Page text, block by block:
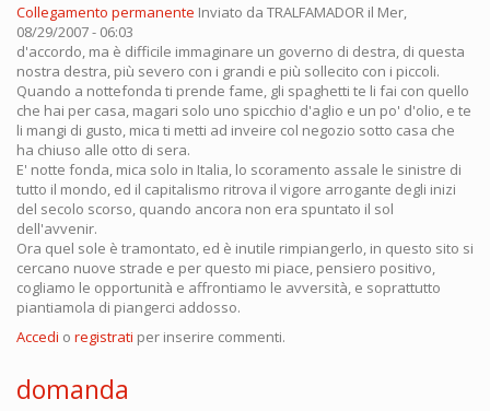
Collegamento permanente Inviato da TRALFAMADOR il Mer,
08/29/2007 - 06:03
d'accordo, ma è difficile immaginare un governo di destra, di questa
nostra destra, più severo con i grandi e più sollecito con i piccoli.
Quando a nottefonda ti prende fame, gli spaghetti te li fai con quello
che hai per casa, magari solo uno spicchio d'aglio e un po' d'olio, e te
li mangi di gusto, mica ti metti ad inveire col negozio sotto casa che
ha chiuso alle otto di sera.
E' notte fonda, mica solo in Italia, lo scoramento assale le sinistre di
tutto il mondo, ed il capitalismo ritrova il vigore arrogante degli inizi
del secolo scorso, quando ancora non era spuntato il sol
dell'avvenir.
Ora quel sole è tramontato, ed è inutile rimpiangerlo, in questo sito si
cercano nuove strade e per questo mi piace, pensiero positivo,
cogliamo le opportunità e affrontiamo le avversità, e soprattutto
piantiamola di piangerci addosso.
Accedi o registrati per inserire commenti.
domanda